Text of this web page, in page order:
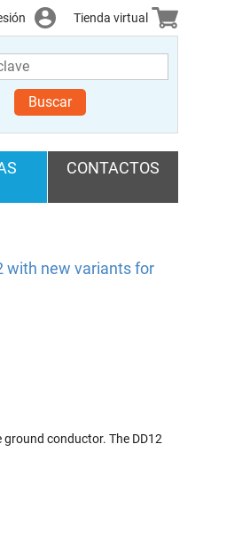
Tienda virtual
Buscar
CONTACTOS
with new variants for
conductor. The DD12